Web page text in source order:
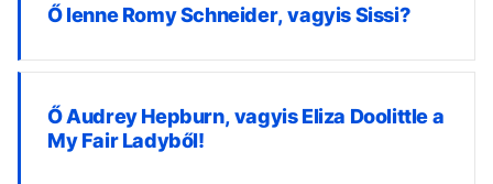
Ő lenne Romy Schneider, vagyis Sissi?
Ő Audrey Hepburn, vagyis Eliza Doolittle a
My Fair Ladyből!